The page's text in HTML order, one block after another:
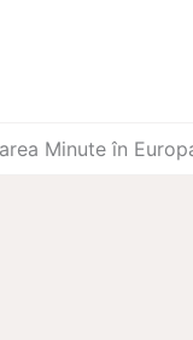
Minute în